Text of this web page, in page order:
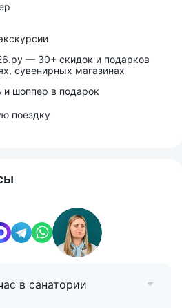
— 30+ скидок и подарков
сувенирных магазинах
и шоппер в подарок
поездку
в санатории